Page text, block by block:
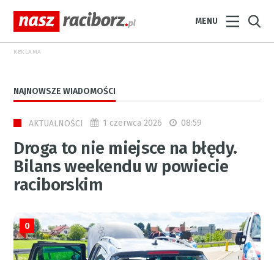
MENU
REKLAMA
NAJNOWSZE WIADOMOŚCI
AKTUALNOŚCI 1 czerwca 2026 08:59
Droga to nie miejsce na błędy.
Bilans weekendu w powiecie
raciborskim
0